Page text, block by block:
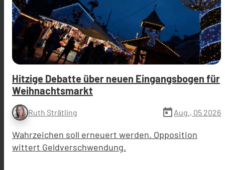
Hitzige Debatte über neuen Eingangsbogen für
Weihnachtsmarkt
Ruth Strätling today Aug., 05 2026
Wahrzeichen soll erneuert werden. Opposition
wittert Geldverschwendung.